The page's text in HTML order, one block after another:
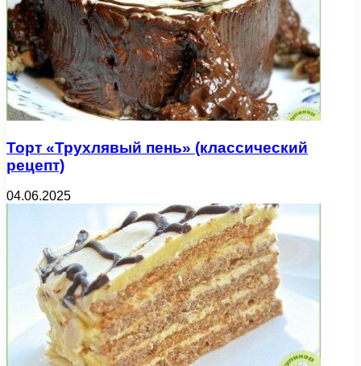
Торт «Трухлявый пень» (классический
рецепт)
04.06.2025